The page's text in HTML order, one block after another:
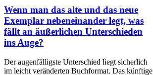
Wenn man das alte und das neue
Exemplar nebeneinander legt, was
fällt an äußerlichen Unterschieden
ins Auge?
Der augenfälligste Unterschied liegt sicherlich
im leicht veränderten Buchformat. Das künftige